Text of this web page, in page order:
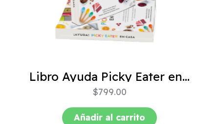
Libro Ayuda Picky Eater en casa
$799.00
Añadir al carrito